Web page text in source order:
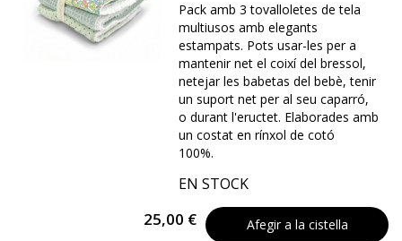
Pack amb 3 tovalloletes de tela
multiusos amb elegants
estampats. Pots usar-les per a
mantenir net el coixí del bressol,
netejar les babetas del bebè, tenir
un suport net per al seu caparró,
o durant l'eructet. Elaborades amb
un costat en rínxol de cotó
100%.
EN STOCK
25,00 € Afegir a la cistella